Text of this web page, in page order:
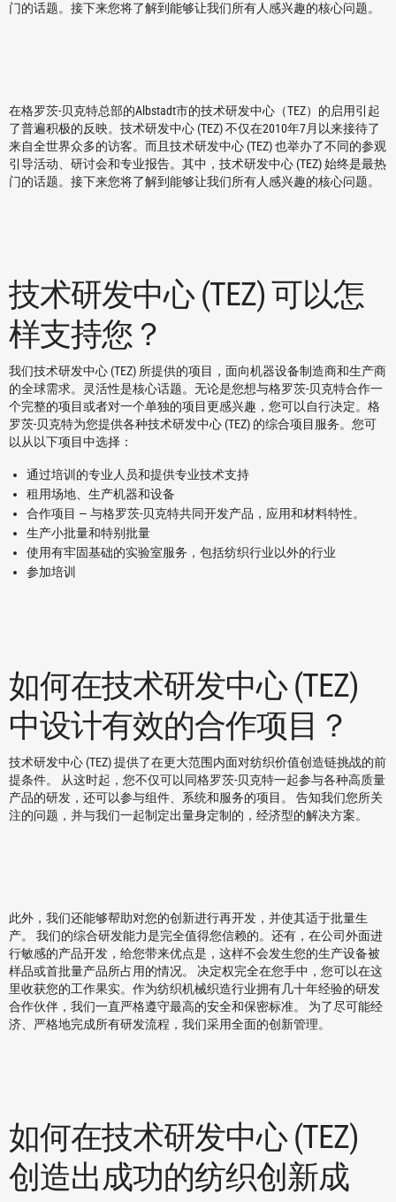
门的话题。接下来您将了解到能够让我们所有人感兴趣的核心问题。
在格罗茨-贝克特总部的Albstadt市的技术研发中心（TEZ）的启用引起
了普遍积极的反映。技术研发中心 (TEZ) 不仅在2010年7月以来接待了
来自全世界众多的访客。而且技术研发中心 (TEZ) 也举办了不同的参观
引导活动、研讨会和专业报告。其中，技术研发中心 (TEZ) 始终是最热
门的话题。接下来您将了解到能够让我们所有人感兴趣的核心问题。
技术研发中心 (TEZ) 可以怎
样支持您？
我们技术研发中心 (TEZ) 所提供的项目，面向机器设备制造商和生产商
的全球需求。灵活性是核心话题。无论是您想与格罗茨-贝克特合作一
个完整的项目或者对一个单独的项目更感兴趣，您可以自行决定。格
罗茨-贝克特为您提供各种技术研发中心 (TEZ) 的综合项目服务。您可
以从以下项目中选择：
通过培训的专业人员和提供专业技术支持
租用场地、生产机器和设备
合作项目 — 与格罗茨-贝克特共同开发产品，应用和材料特性。
生产小批量和特别批量
使用有牢固基础的实验室服务，包括纺织行业以外的行业
参加培训
如何在技术研发中心 (TEZ)
中设计有效的合作项目？
技术研发中心 (TEZ) 提供了在更大范围内面对纺织价值创造链挑战的前
提条件。 从这时起，您不仅可以同格罗茨-贝克特一起参与各种高质量
产品的研发，还可以参与组件、系统和服务的项目。 告知我们您所关
注的问题，并与我们一起制定出量身定制的，经济型的解决方案。
此外，我们还能够帮助对您的创新进行再开发，并使其适于批量生
产。 我们的综合研发能力是完全值得您信赖的。还有，在公司外面进
行敏感的产品开发，给您带来优点是，这样不会发生您的生产设备被
样品或首批量产品所占用的情况。 决定权完全在您手中，您可以在这
里收获您的工作果实。作为纺织机械织造行业拥有几十年经验的研发
合作伙伴，我们一直严格遵守最高的安全和保密标准。 为了尽可能经
济、严格地完成所有研发流程，我们采用全面的创新管理。
如何在技术研发中心 (TEZ)
创造出成功的纺织创新成